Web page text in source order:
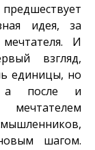
идея, за
И
взгляд,
единицы, но
а после и
шагом.